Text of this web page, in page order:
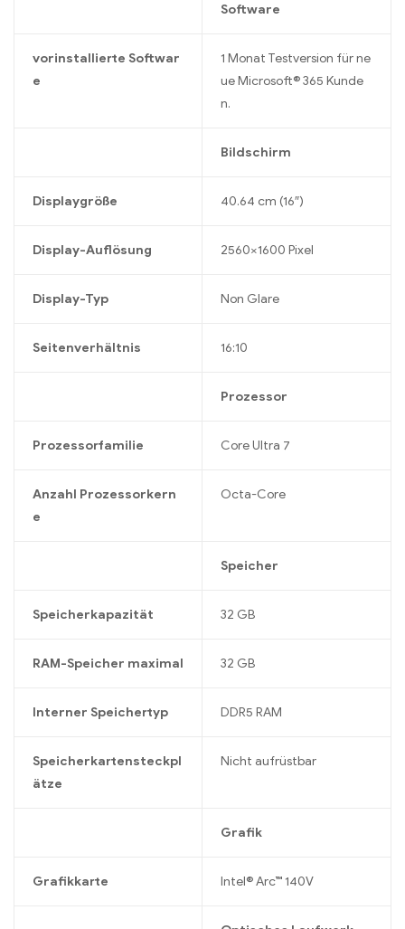
Software
vorinstallierte Softwar
e
1 Monat Testversion für ne
ue Microsoft® 365 Kunde
n.
Bildschirm
Displaygröße 40.64 cm (16″)
Display-Auflösung 2560×1600 Pixel
Display-Typ Non Glare
Seitenverhältnis 16:10
Prozessor
Prozessorfamilie Core Ultra 7
Anzahl Prozessorkern
e
Octa-Core
Speicher
Speicherkapazität 32 GB
RAM-Speicher maximal 32 GB
Interner Speichertyp DDR5 RAM
Speicherkartensteckpl
ätze
Nicht aufrüstbar
Grafik
Grafikkarte Intel® Arc™ 140V